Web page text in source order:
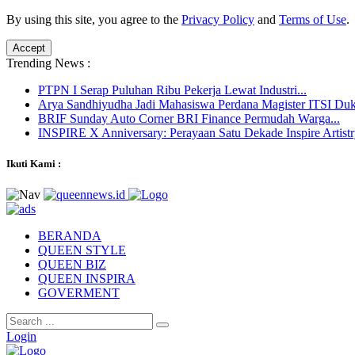
By using this site, you agree to the Privacy Policy and Terms of Use.
Accept
Trending News :
PTPN I Serap Puluhan Ribu Pekerja Lewat Industri...
Arya Sandhiyudha Jadi Mahasiswa Perdana Magister ITSI
BRIF Sunday Auto Corner BRI Finance Permudah Warga...
INSPIRE X Anniversary: Perayaan Satu Dekade Inspire
Ikuti Kami :
BERANDA
QUEEN STYLE
QUEEN BIZ
QUEEN INSPIRA
GOVERMENT
Login